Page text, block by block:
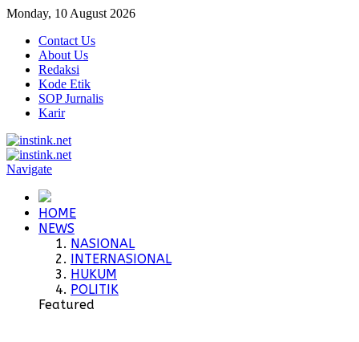
Monday, 10 August 2026
Contact Us
About Us
Redaksi
Kode Etik
SOP Jurnalis
Karir
Navigate
HOME
NEWS
NASIONAL
INTERNASIONAL
HUKUM
POLITIK
Featured